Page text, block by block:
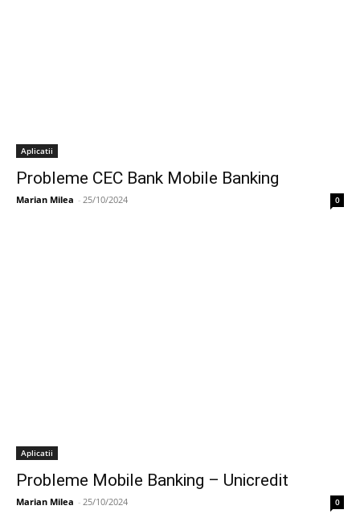
Aplicatii
Probleme CEC Bank Mobile Banking
Marian Milea - 25/10/2024 0
Aplicatii
Probleme Mobile Banking – Unicredit
Marian Milea - 25/10/2024 0